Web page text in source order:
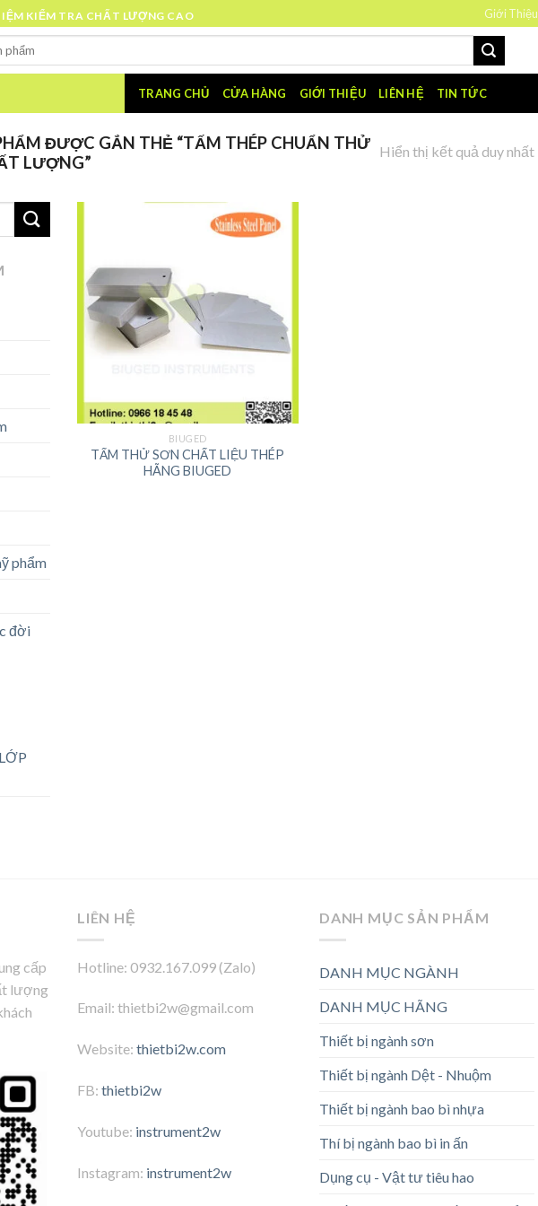
KIỂM TRA CHẤT LƯỢNG CAO Giới Thiệu
TRANG CHỦ CỬA HÀNG GIỚI THIỆU LIÊN HỆ TIN TỨC
ĐƯỢC GẮN THẺ “TẤM THÉP CHUẨN THỬ
LƯỢNG”
Hiển thị kết quả duy nhất
phẩm
đời
BIUGED
TẤM THỬ SƠN CHẤT LIỆU THÉP
HÃNG BIUGED
cấp
lượng
LIÊN HỆ
Hotline: 0932.167.099 (Zalo)
Email: thietbi2w@gmail.com
Website: thietbi2w.com
FB: thietbi2w
Youtube: instrument2w
Instagram: instrument2w
DANH MỤC SẢN PHẨM
DANH MỤC NGÀNH
DANH MỤC HÃNG
Thiết bị ngành sơn
Thiết bị ngành Dệt - Nhuộm
Thiết bị ngành bao bì nhựa
Thí bị ngành bao bì in ấn
Dụng cụ - Vật tư tiêu hao